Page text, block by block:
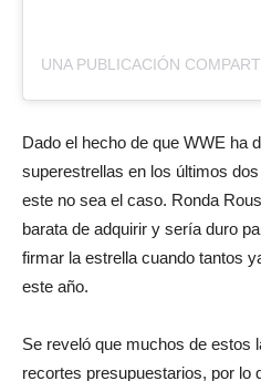
Dado el hecho de que WWE ha
superestrellas en los últimos
este no sea el caso. Ronda
barata de adquirir y sería duro
firmar la estrella cuando tantos
este año.
Se reveló que muchos de estos
recortes presupuestarios, por lo